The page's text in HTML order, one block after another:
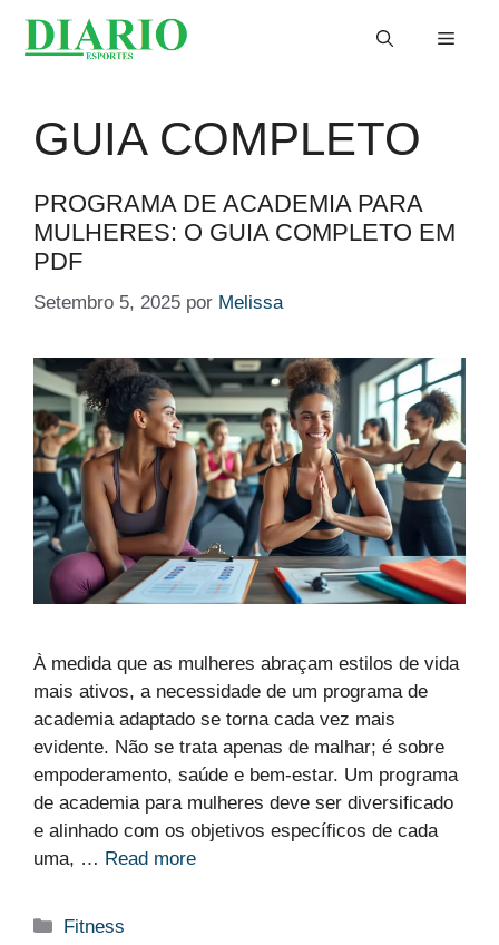
Menu
GUIA COMPLETO
PROGRAMA DE ACADEMIA PARA
MULHERES: O GUIA COMPLETO EM
PDF
Setembro 5, 2025 por Melissa
À medida que as mulheres abraçam estilos de vida
mais ativos, a necessidade de um programa de
academia adaptado se torna cada vez mais
evidente. Não se trata apenas de malhar; é sobre
empoderamento, saúde e bem-estar. Um programa
de academia para mulheres deve ser diversificado
e alinhado com os objetivos específicos de cada
uma, … Read more
Categorias
Fitness